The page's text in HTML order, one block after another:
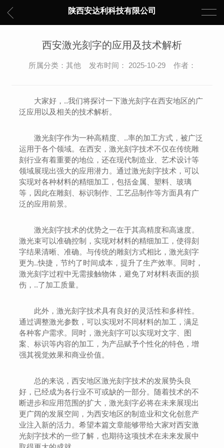
陕西安达利科技有限公司
西安激光刻字的应用及技术解析
所属分类：其他 发布时间： 2025-10-29 作者：
大家好，..我们将探讨一下激光刻字在西安地区的广
泛应用以及相关的技术解析。
激光刻字作为一种高精度、..率的加工方式，被广泛
运用于各个领域。在西安，激光刻字技术不仅在传统雕
刻行业有着重要的地位，还在现代制造业、艺术设计等
领域展现出强大的应用潜力。通过激光刻字技术，可以
实现对各种材料的精细加工，包括金属、塑料、玻璃
等，因此在雕刻、标识制作、工艺品制作等方面具有广
泛的应用前景。
激光刻字技术的优势之一在于其高精度和高速度。
激光束可以准确控制，实现对材料的精细加工，使得刻
字结果清晰、准确。与传统的雕刻方式相比，激光刻字
更为..快捷，节约了时间成本，提升了生产效率。同时，
激光刻字过程中无需接触物体，避免了对材料表面的损
伤，..了加工质量。
此外，激光刻字技术具有良好的灵活性和多样性。
通过调整激光参数，可以实现对不同材料的加工，满足
各种客户需求。同时，激光刻字可以实现对文字、图
案、标识等内容的加工，为产品赋予个性化的特色，增
强其视觉效果和商业价值。
总的来说，西安地区激光刻字技术的发展势头良
好，已经成为各行业不可或缺的一部分。随着技术的不
断进步和应用范围的扩大，激光刻字必将在未来展现出
更广阔的发展空间，为西安地区的制造业和文化创意产
业注入新的活力。希望本篇文章能够带给大家对西安激
光刻字技术的一些了解，也期待这项技术在未来发展中